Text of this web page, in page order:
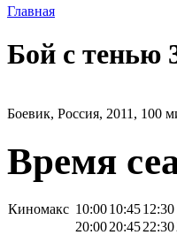
Главная
Бой с тенью
Боевик, Россия, 2011, 100
Время
Киномакс 10:0010:4512:30
20:0020:4522:30